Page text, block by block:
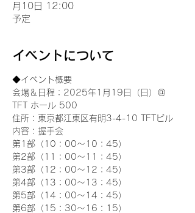
月10日 12:00
予定
イベントについて
◆イベント概要
会場＆日程：2025年1月19日（日）＠
TFT ホール 500
住所：東京都江東区有明3-4-10 TFTビル
内容：握手会
第1部（10：00～10：45）
第2部（11：00～11：45）
第3部（12：00～12：45）
第4部（13：00～13：45）
第5部（14：00～14：45）
第6部（15：30～16：15）